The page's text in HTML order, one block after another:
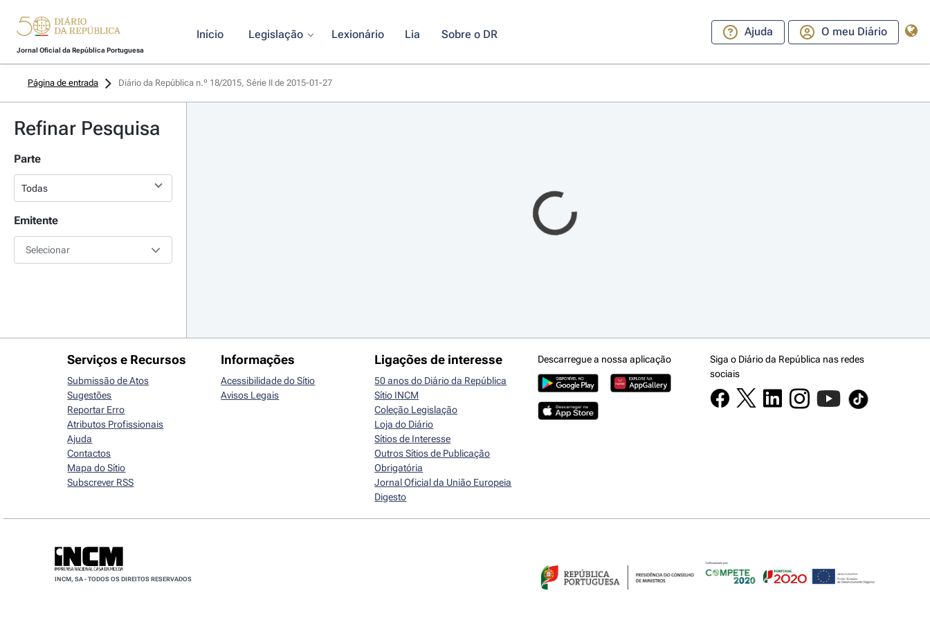
Jornal Oficial da República Portuguesa
Início Legislação Lexionário Lia Sobre o DR Ajuda O meu Diário
Página de entrada Diário da República n.º 18/2015, Série II de 2015-01-27
Refinar Pesquisa
Parte
Emitente
Selecionar
Serviços e Recursos
Submissão de Atos
Sugestões
Reportar Erro
Atributos Profissionais
Ajuda
Contactos
Mapa do Sítio
Subscrever RSS
Informações
Acessibilidade do Sítio
Avisos Legais
Ligações de interesse
50 anos do Diário da República
Sítio INCM
Coleção Legislação
Loja do Diário
Sítios de Interesse
Outros Sítios de Publicação
Obrigatória
Jornal Oficial da União Europeia
Digesto
Descarregue a nossa aplicação
Siga o Diário da República nas redes
sociais
INCM, SA - TODOS OS DIREITOS RESERVADOS